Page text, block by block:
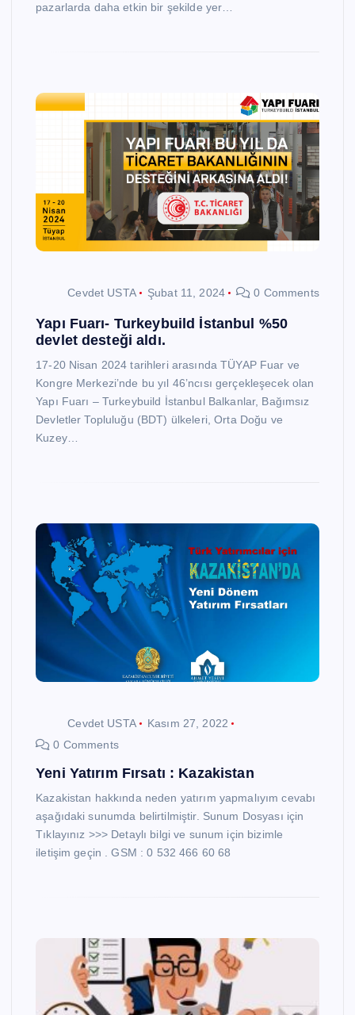
pazarlarda daha etkin bir şekilde yer…
Cevdet USTA Şubat 11, 2024 0 Comments
Yapı Fuarı- Turkeybuild İstanbul %50
devlet desteği aldı.
17-20 Nisan 2024 tarihleri arasında TÜYAP Fuar ve
Kongre Merkezi’nde bu yıl 46’ncısı gerçekleşecek olan
Yapı Fuarı – Turkeybuild İstanbul Balkanlar, Bağımsız
Devletler Topluluğu (BDT) ülkeleri, Orta Doğu ve
Kuzey…
Cevdet USTA
Kasım 27, 2022
0 Comments
Yeni Yatırım Fırsatı : Kazakistan
Kazakistan hakkında neden yatırım yapmalıyım cevabı
aşağıdaki sunumda belirtilmiştir. Sunum Dosyası için
Tıklayınız >>> Detaylı bilgi ve sunum için bizimle
iletişim geçin . GSM : 0 532 466 60 68